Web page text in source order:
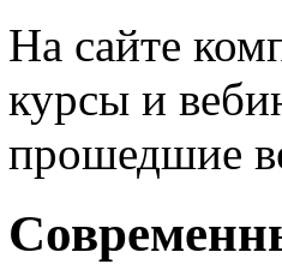
На сайте
курсы и
прошедшие